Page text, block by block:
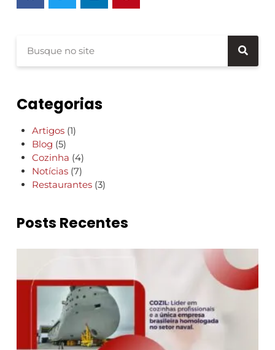
Categorias
Artigos (1)
Blog (5)
Cozinha (4)
Notícias (7)
Restaurantes (3)
Posts Recentes